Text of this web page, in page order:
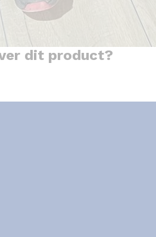
dit product?